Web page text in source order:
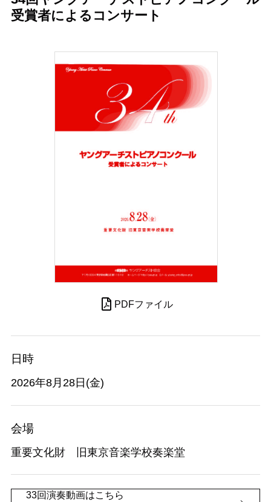
受賞者によるコンサート
PDFファイル
日時
2026年8月28日(金)
会場
重要文化財 旧東京音楽学校奏楽堂
33回演奏動画はこちら